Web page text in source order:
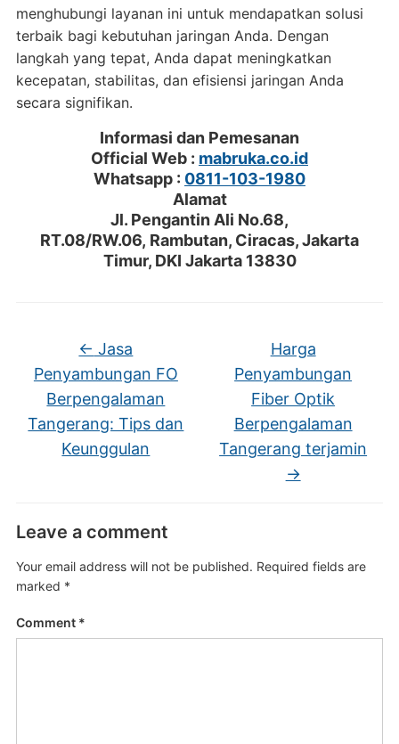
menghubungi layanan ini untuk mendapatkan solusi
terbaik bagi kebutuhan jaringan Anda. Dengan
langkah yang tepat, Anda dapat meningkatkan
kecepatan, stabilitas, dan efisiensi jaringan Anda
secara signifikan.
Informasi dan Pemesanan
Official Web : mabruka.co.id
Whatsapp : 0811-103-1980
Alamat
Jl. Pengantin Ali No.68,
RT.08/RW.06, Rambutan, Ciracas, Jakarta
Timur, DKI Jakarta 13830
← Jasa
Penyambungan FO
Berpengalaman
Tangerang: Tips dan
Keunggulan
Harga
Penyambungan
Fiber Optik
Berpengalaman
Tangerang terjamin
→
Leave a comment
Your email address will not be published. Required fields are
marked *
Comment *